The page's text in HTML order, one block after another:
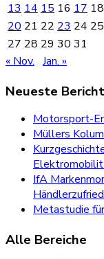
13 14 15 16 17 18
20 21 22 23 24 25
27 28 29 30 31
« Nov. Jan. »
Neueste
Motorsport-
Müllers
IfA
Metastudie
Alle Bereiche